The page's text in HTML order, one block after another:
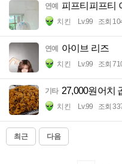
연예 피프티피프티
치킨 Lv.99 조회
연예 아이브 리즈
치킨 Lv.99 조회
기타 27,000원어치
치킨 Lv.99 조회
최근 다음